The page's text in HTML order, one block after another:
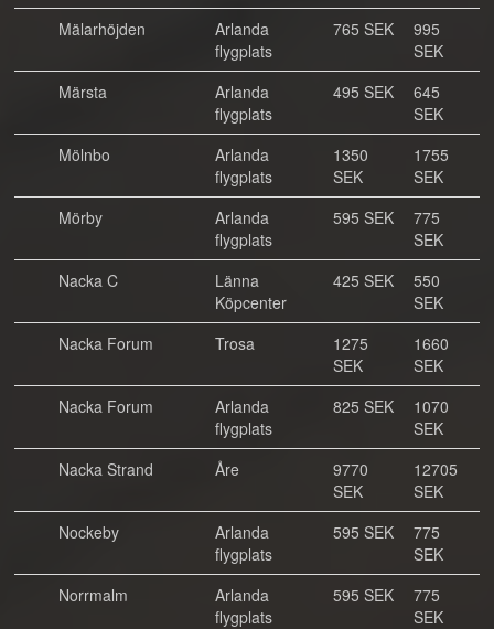
Mälarhöjden
Arlanda
flygplats
765 SEK
995
SEK
Märsta
Arlanda
flygplats
495 SEK
645
SEK
Mölnbo
Arlanda
flygplats
1350
SEK
1755
SEK
Mörby
Arlanda
flygplats
595 SEK
775
SEK
Nacka C
Länna
Köpcenter
425 SEK
550
SEK
Nacka Forum
Trosa
1275
SEK
1660
SEK
Nacka Forum
Arlanda
flygplats
825 SEK
1070
SEK
Nacka Strand
Åre
9770
SEK
12705
SEK
Nockeby
Arlanda
flygplats
595 SEK
775
SEK
Norrmalm
Arlanda
flygplats
595 SEK
775
SEK